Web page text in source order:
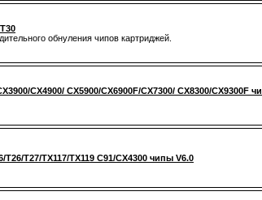
обнуления чипов картриджей.
CX4900/ CX5900/CX6900F/CX7300/ CX8300/CX9300F
T26/T27/ТХ117/ТХ119 C91/CX4300 чипы V6.0